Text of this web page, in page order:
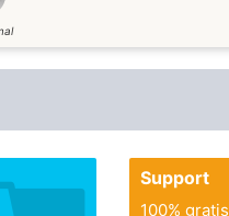
Support
100% gratis